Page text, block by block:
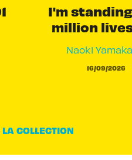
I'm
million
Naoki
16/09/2026
COLLECTION